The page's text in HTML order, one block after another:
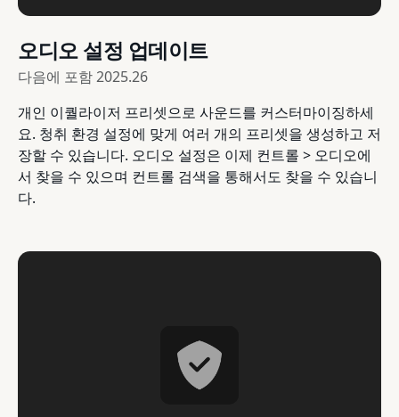
오디오 설정 업데이트
다음에 포함2025.26
개인 이퀄라이저 프리셋으로 사운드를 커스터마이징하세
요. 청취 환경 설정에 맞게 여러 개의 프리셋을 생성하고 저
장할 수 있습니다. 오디오 설정은 이제 컨트롤 > 오디오에
서 찾을 수 있으며 컨트롤 검색을 통해서도 찾을 수 있습니
다.